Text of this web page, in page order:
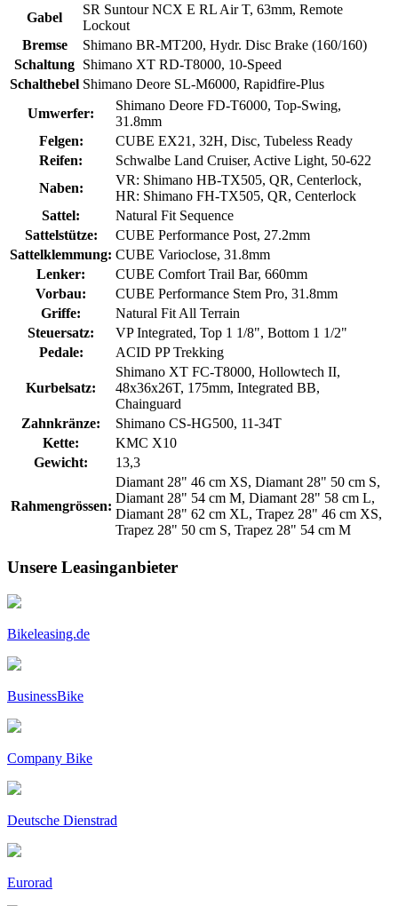
Gabel
SR Suntour NCX E RL Air T, 63mm, Remote
Lockout
Bremse
Shimano BR-MT200, Hydr. Disc Brake (160/160)
Schaltung Shimano XT RD-T8000, 10-Speed
Schalthebel Shimano Deore SL-M6000, Rapidfire-Plus
Umwerfer:
Shimano Deore FD-T6000, Top-Swing,
31.8mm
Felgen:
CUBE EX21, 32H, Disc, Tubeless Ready
Reifen:
Schwalbe Land Cruiser, Active Light, 50-622
Naben:
VR: Shimano HB-TX505, QR, Centerlock,
HR: Shimano FH-TX505, QR, Centerlock
Sattel:
Natural Fit Sequence
Sattelstütze:
CUBE Performance Post, 27.2mm
Sattelklemmung: CUBE Varioclose, 31.8mm
Lenker:
CUBE Comfort Trail Bar, 660mm
Vorbau:
CUBE Performance Stem Pro, 31.8mm
Griffe:
Natural Fit All Terrain
Steuersatz:
VP Integrated, Top 1 1/8", Bottom 1 1/2"
Pedale:
ACID PP Trekking
Kurbelsatz:
Shimano XT FC-T8000, Hollowtech II,
48x36x26T, 175mm, Integrated BB,
Chainguard
Zahnkränze:
Shimano CS-HG500, 11-34T
Kette:
KMC X10
Gewicht:
13,3
Rahmengrössen:
Diamant 28" 46 cm XS, Diamant 28" 50 cm S,
Diamant 28" 54 cm M, Diamant 28" 58 cm L,
Diamant 28" 62 cm XL, Trapez 28" 46 cm XS,
Trapez 28" 50 cm S, Trapez 28" 54 cm M
Unsere Leasinganbieter
Bikeleasing.de
BusinessBike
Company Bike
Deutsche Dienstrad
Eurorad